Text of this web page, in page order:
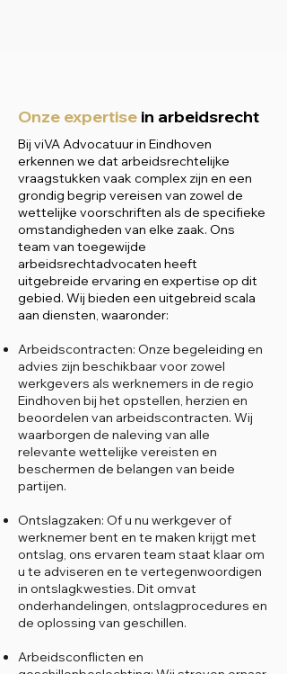
Onze expertise in arbeidsrecht
Bij viVA Advocatuur in Eindhoven
erkennen we dat arbeidsrechtelijke
vraagstukken vaak complex zijn en een
grondig begrip vereisen van zowel de
wettelijke voorschriften als de specifieke
omstandigheden van elke zaak. Ons
team van toegewijde
arbeidsrechtadvocaten heeft
uitgebreide ervaring en expertise op dit
gebied. Wij bieden een uitgebreid scala
aan diensten, waaronder:
Arbeidscontracten: Onze begeleiding en
advies zijn beschikbaar voor zowel
werkgevers als werknemers in de regio
Eindhoven bij het opstellen, herzien en
beoordelen van arbeidscontracten. Wij
waarborgen de naleving van alle
relevante wettelijke vereisten en
beschermen de belangen van beide
partijen.
Ontslagzaken: Of u nu werkgever of
werknemer bent en te maken krijgt met
ontslag, ons ervaren team staat klaar om
u te adviseren en te vertegenwoordigen
in ontslagkwesties. Dit omvat
onderhandelingen, ontslagprocedures en
de oplossing van geschillen.
Arbeidsconflicten en